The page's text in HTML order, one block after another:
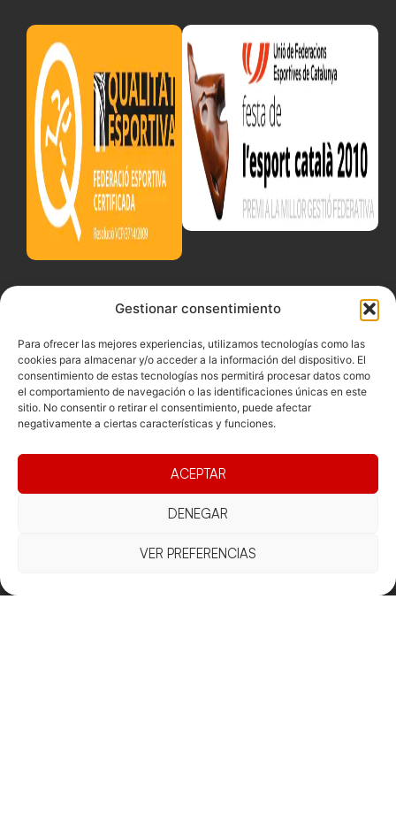
Gestionar consentimiento
Para ofrecer las mejores experiencias, utilizamos tecnologías como las
cookies para almacenar y/o acceder a la información del dispositivo. El
consentimiento de estas tecnologías nos permitirá procesar datos como
el comportamiento de navegación o las identificaciones únicas en este
sitio. No consentir o retirar el consentimiento, puede afectar
negativamente a ciertas características y funciones.
ACEPTAR
DENEGAR
VER PREFERENCIAS
CompeticionsDocumentacio